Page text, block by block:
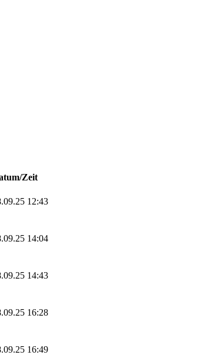
Zeit
12:43
14:04
14:43
16:28
16:49